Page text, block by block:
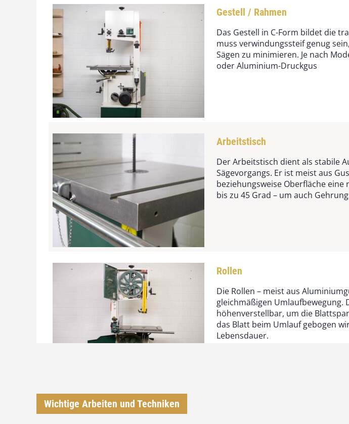
Gestell / Rahmen
Das Gestell in C-Form bildet die
muss verwindungssteif genug
Sägen zu minimieren. Je nach
oder Aluminium-Druckgus
Arbeitstisch
Der Arbeitstisch dient als stabile
Sägevorgangs. Er ist meist aus
beziehungsweise Oberfläche eine
bis zu 45 Grad – um auch
Rollen
Die Rollen – meist aus
gleichmäßigen
höhenverstellbar, um die
das Blatt beim Umlauf gebogen
Lebensdauer.
Wichtige Arbeiten und Techniken